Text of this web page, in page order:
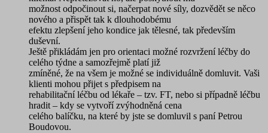
možnost odpočinout si, načerpat nové síly, dozvědět se něco
nového a přispět tak k dlouhodobému
efektu zlepšení jeho kondice jak tělesné, tak především
duševní.
Ještě přikládám jen pro orientaci možné rozvržení léčby do
celého týdne a samozřejmě platí již
zmíněné, že na všem je možné se individuálně domluvit. Vaši
klienti mohou přijet s předpisem na
rehabilitační léčbu od lékaře – tzv. FT, nebo si případně léčbu
hradit – kdy se vytvoří zvýhodněná cena
celého balíčku, na které by jste se domluvil s paní Petrou
Boudovou.